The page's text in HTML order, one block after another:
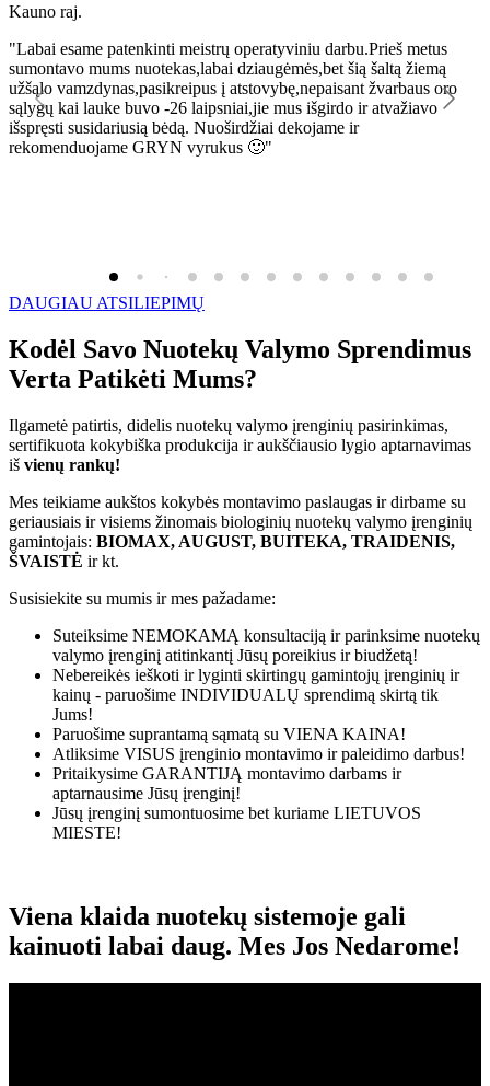
Kauno raj.
"Labai esame patenkinti meistrų operatyviniu darbu.Prieš metus
sumontavo mums nuotekas,labai dziaugėmės,bet šią šaltą žiemą
užšąlo vamzdynas,pasikreipus į atstovybę,nepaisant žvarbaus oro
sąlygų kai lauke buvo -26 laipsniai,jie mus išgirdo ir atvažiavo
išspręsti susidariusią bėdą. Nuoširdžiai dekojame ir
rekomenduojame GRYN vyrukus 🙂"
DAUGIAU ATSILIEPIMŲ
Kodėl Savo Nuotekų Valymo Sprendimus
Verta Patikėti Mums?
Ilgametė patirtis, didelis nuotekų valymo įrenginių pasirinkimas,
sertifikuota kokybiška produkcija ir aukščiausio lygio aptarnavimas
iš vienų rankų!
Mes teikiame aukštos kokybės montavimo paslaugas ir dirbame su
geriausiais ir visiems žinomais biologinių nuotekų valymo įrenginių
gamintojais: BIOMAX, AUGUST, BUITEKA, TRAIDENIS,
ŠVAISTĖ ir kt.
Susisiekite su mumis ir mes pažadame:
Suteiksime NEMOKAMĄ konsultaciją ir parinksime nuotekų
valymo įrenginį atitinkantį Jūsų poreikius ir biudžetą!
Nebereikės ieškoti ir lyginti skirtingų gamintojų įrenginių ir
kainų - paruošime INDIVIDUALŲ sprendimą skirtą tik
Jums!
Paruošime suprantamą sąmatą su VIENA KAINA!
Atliksime VISUS įrenginio montavimo ir paleidimo darbus!
Pritaikysime GARANTIJĄ montavimo darbams ir
aptarnausime Jūsų įrenginį!
Jūsų įrenginį sumontuosime bet kuriame LIETUVOS
MIESTE!
Viena klaida nuotekų sistemoje gali
kainuoti labai daug. Mes Jos Nedarome!